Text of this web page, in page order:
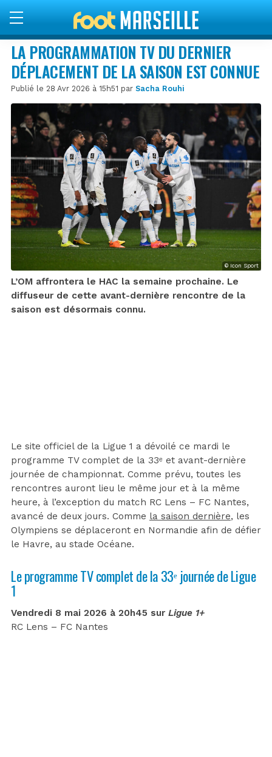
LA PROGRAMMATION TV DU DERNIER
DÉPLACEMENT DE LA SAISON EST CONNUE
Publié le 28 Avr 2026 à 15h51 par Sacha Rouhi
© Icon Sport
L’OM affrontera le HAC la semaine prochaine. Le
diffuseur de cette avant-dernière rencontre de la
saison est désormais connu.
Le site officiel de la Ligue 1 a dévoilé ce mardi le
programme TV complet de la 33ᵉ et avant-dernière
journée de championnat. Comme prévu, toutes les
rencontres auront lieu le même jour et à la même
heure, à l’exception du match RC Lens – FC Nantes,
avancé de deux jours. Comme la saison dernière, les
Olympiens se déplaceront en Normandie afin de défier
le Havre, au stade Océane.
Le programme TV complet de la 33ᵉ journée de Ligue
1
Vendredi 8 mai 2026 à 20h45 sur Ligue 1+
RC Lens – FC Nantes